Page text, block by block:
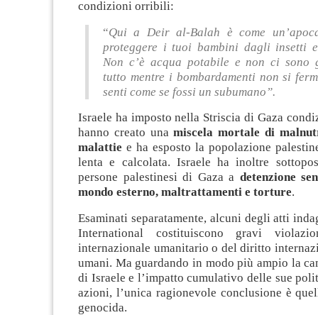
condizioni orribili:
“Qui a Deir al-Balah è come
proteggere i tuoi bambini dagli insetti
Non c’è acqua potabile e non ci sono
tutto mentre i bombardamenti non si
senti come se fossi un subumano”.
Israele ha imposto nella Striscia di Gaza
hanno creato unamiscela mortale di
malattie e ha esposto la popolazione
lenta e calcolata. Israele ha inoltre
persone palestinesi di Gaza a detenzione
mondo esterno, maltrattamenti e torture.
Esaminati separatamente, alcuni degli atti
International costituiscono gravi
internazionale umanitario o del diritto
umani. Ma guardando in modo più ampio la
di Israele e l’impatto cumulativo delle sue
azioni, l’unica ragionevole conclusione è
genocida.